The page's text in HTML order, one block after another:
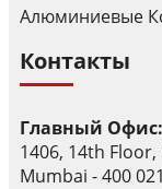
Алюминиевые
Контакты
Главный Офис:
1406, 14th
Mumbai - 400